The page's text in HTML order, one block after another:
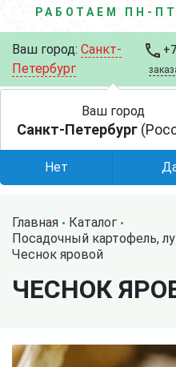
РАБОТАЕМ ПН-
Ваш город: Санкт-
Петербург
Главная
Каталог
Посадочный картофель,
Чеснок яровой
ЧЕСНОК
Ваш город
Санкт-Петербург
Нет